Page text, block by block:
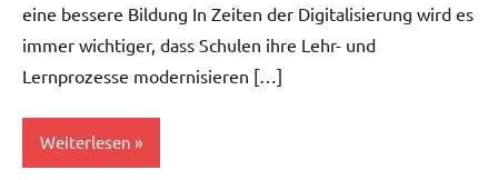
eine bessere Bildung In Zeiten der Digitalisierung wird es
immer wichtiger, dass Schulen ihre Lehr- und
Lernprozesse modernisieren […]
Weiterlesen